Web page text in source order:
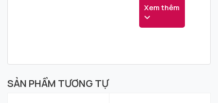
+ Ống thoát D150 + 2m ống mềm
Xem thêm
SẢN PHẨM TƯƠNG TỰ